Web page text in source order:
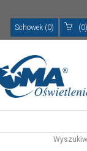
Schowek (0) (0)